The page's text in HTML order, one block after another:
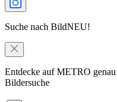
Suche nach BildNEU!
Entdecke auf METRO
Bildersuche